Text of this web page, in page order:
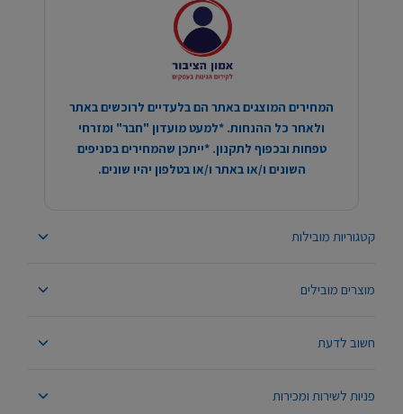
קטגוריות מובילות
מוצרים מובילים
חשוב לדעת
פניות לשירות ומכירות
המחירים המוצגים באתר הם בלעדיים לרוכשים באתר
ולאחר כל ההנחות. *למעט מועדון "חבר" ומזרחי
טפחות ובכפוף לתקנון. *ייתכן שהמחירים בסניפים
השונים ו/או באתר ו/או בטלפון יהיו שונים.